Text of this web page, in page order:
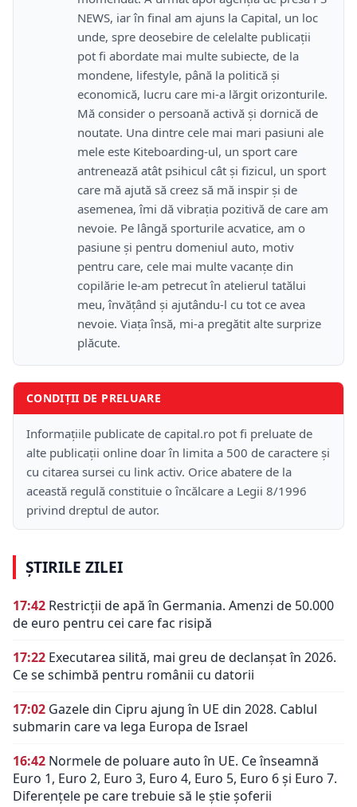
NEWS, iar în final am ajuns la Capital, un loc
unde, spre deosebire de celelalte publicații
pot fi abordate mai multe subiecte, de la
mondene, lifestyle, până la politică și
economică, lucru care mi-a lărgit orizonturile.
Mă consider o persoană activă și dornică de
noutate. Una dintre cele mai mari pasiuni ale
mele este Kiteboarding-ul, un sport care
antrenează atât psihicul cât și fizicul, un sport
care mă ajută să creez să mă inspir și de
asemenea, îmi dă vibrația pozitivă de care am
nevoie. Pe lângă sporturile acvatice, am o
pasiune și pentru domeniul auto, motiv
pentru care, cele mai multe vacanțe din
copilărie le-am petrecut în atelierul tatălui
meu, învățând și ajutându-l cu tot ce avea
nevoie. Viața însă, mi-a pregătit alte surprize
plăcute.
CONDIȚII DE PRELUARE
Informațiile publicate de capital.ro pot fi preluate de
alte publicații online doar în limita a 500 de caractere și
cu citarea sursei cu link activ. Orice abatere de la
această regulă constituie o încălcare a Legii 8/1996
privind dreptul de autor.
ȘTIRILE ZILEI
17:42 Restricții de apă în Germania. Amenzi de 50.000
de euro pentru cei care fac risipă
17:22 Executarea silită, mai greu de declanșat în 2026.
Ce se schimbă pentru românii cu datorii
17:02 Gazele din Cipru ajung în UE din 2028. Cablul
submarin care va lega Europa de Israel
16:42 Normele de poluare auto în UE. Ce înseamnă
Euro 1, Euro 2, Euro 3, Euro 4, Euro 5, Euro 6 și Euro 7.
Diferențele pe care trebuie să le știe șoferii